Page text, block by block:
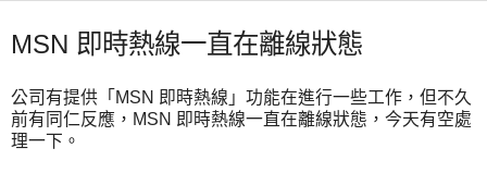
MSN 即時熱線一直在離線狀態
公司有提供「MSN 即時熱線」功能在進行一些工作，但不久
前有同仁反應，MSN 即時熱線一直在離線狀態，今天有空處
理一下。